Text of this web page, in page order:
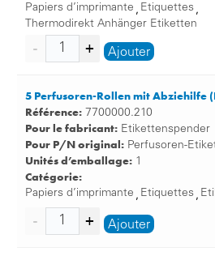
Papiers d’imprimante , Etiquettes ,
Thermodirekt Anhänger Etiketten
Ajouter
5 Perfusoren-Rollen mit Abziehilfe
Référence: 7700000.210
Pour le fabricant: Etikettenspender
Pour P/N original: Perfusoren-
Unités d’emballage: 1
Catégorie:
Papiers d’imprimante , Etiquettes ,
Ajouter